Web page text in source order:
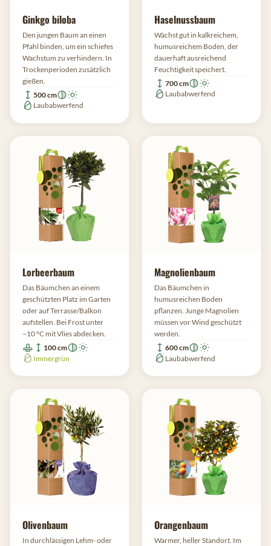
Ginkgo biloba
Den jungen Baum an einen
Pfahl binden, um ein schiefes
Wachstum zu verhindern. In
Trockenperioden zusätzlich
gießen.
500 cm
Laubabwerfend
Haselnussbaum
Wächst gut in kalkreichem,
humusreichem Boden, der
dauerhaft ausreichend
Feuchtigkeit speichert.
700 cm
Laubabwerfend
Lorbeerbaum
Das Bäumchen an einem
geschützten Platz im Garten
oder auf Terrasse/Balkon
aufstellen. Bei Frost unter
−10 °C mit Vlies abdecken.
100 cm
Immergrün
Magnolienbaum
Das Bäumchen in
humusreichen Boden
pflanzen. Junge Magnolien
müssen vor Wind geschützt
werden.
600 cm
Laubabwerfend
Olivenbaum
In durchlässigen Lehm- oder
Orangenbaum
Warmer, heller Standort. Im